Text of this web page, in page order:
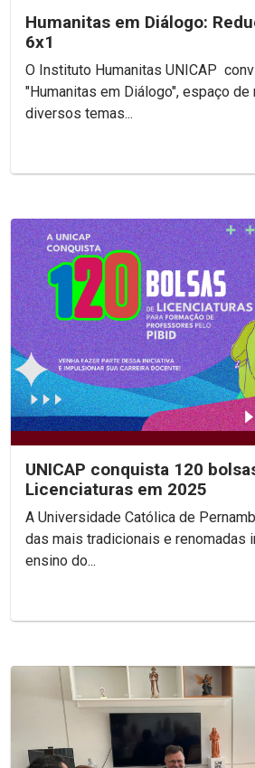
Humanitas em Diálogo:
6x1
O Instituto Humanitas UNICAP
"Humanitas em Diálogo", espaço
diversos temas...
UNICAP conquista 120
Licenciaturas em 2025
A Universidade Católica de
das mais tradicionais e renomadas
ensino do...